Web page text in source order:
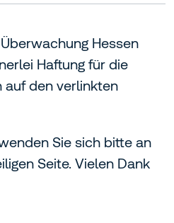
Hessen
Haftung für die
auf den verlinkten
Sie sich bitte an
Seite. Vielen Dank